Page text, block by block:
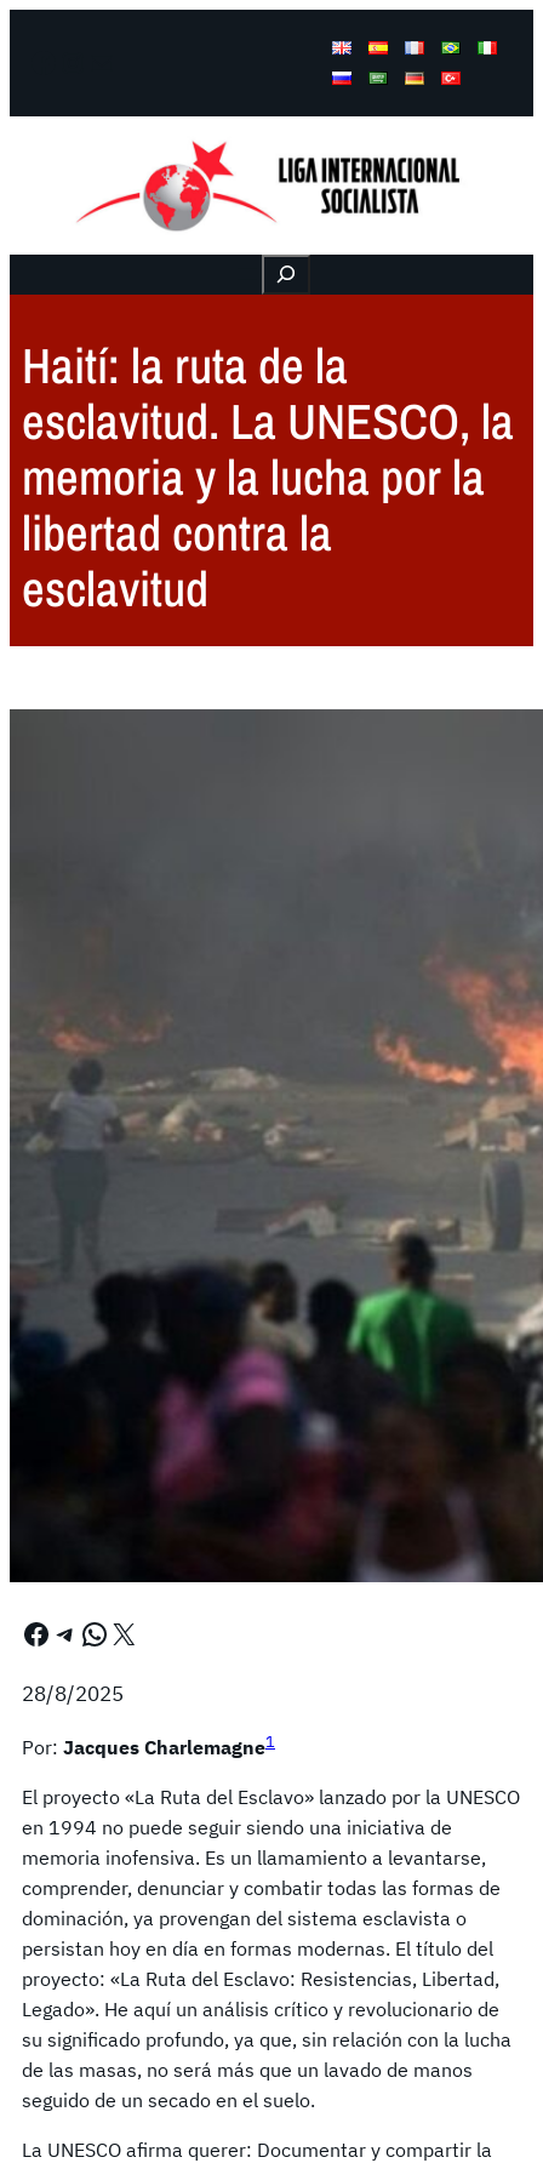
Buscar
Haití: la ruta de la
esclavitud. La UNESCO, la
memoria y la lucha por la
libertad contra la
esclavitud
Facebook Telegram WhatsApp X
28/8/2025
Por: Jacques Charlemagne1
El proyecto «La Ruta del Esclavo» lanzado por la UNESCO
en 1994 no puede seguir siendo una iniciativa de
memoria inofensiva. Es un llamamiento a levantarse,
comprender, denunciar y combatir todas las formas de
dominación, ya provengan del sistema esclavista o
persistan hoy en día en formas modernas. El título del
proyecto: «La Ruta del Esclavo: Resistencias, Libertad,
Legado». He aquí un análisis crítico y revolucionario de
su significado profundo, ya que, sin relación con la lucha
de las masas, no será más que un lavado de manos
seguido de un secado en el suelo.
La UNESCO afirma querer: Documentar y compartir la